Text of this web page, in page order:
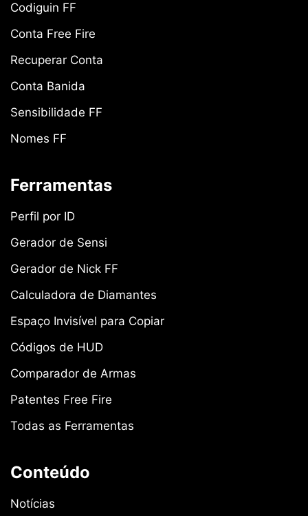
Codiguin FF
Conta Free Fire
Recuperar Conta
Conta Banida
Sensibilidade FF
Nomes FF
Ferramentas
Perfil por ID
Gerador de Sensi
Gerador de Nick FF
Calculadora de Diamantes
Espaço Invisível para Copiar
Códigos de HUD
Comparador de Armas
Patentes Free Fire
Todas as Ferramentas
Conteúdo
Notícias